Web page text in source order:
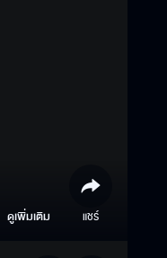
ดูเพิ่มเติม แชร์